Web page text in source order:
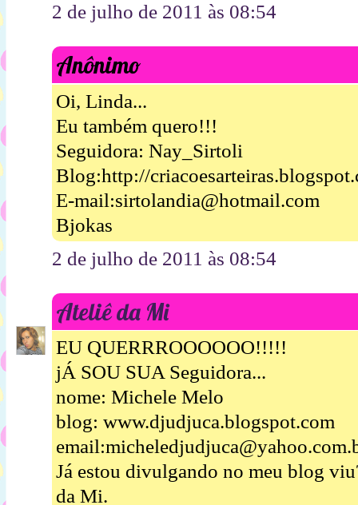
2 de julho de 2011 às 08:54
Anônimo
Oi, Linda...
Eu também quero!!!
Seguidora: Nay_Sirtoli
Blog:http://
E-mail:sirtolandia@hotmail.com
Bjokas
2 de julho de 2011 às 08:54
Ateliê da Mi
EU QUERRROOOOOO!!!!!
jÁ SOU SUA Seguidora...
nome: Michele Melo
blog: www.djudjuca.blogspot.com
Já estou divulgando no meu blog
da Mi.